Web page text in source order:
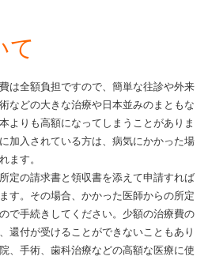
て
は全額負担ですので、簡単な往診や外来
などの大きな治療や日本並みのまともな
よりも高額になってしまうことがありま
加入されている方は、病気にかかった場
ます。
定の請求書と領収書を添えて申請すれば
す。その場合、かかった医師からの所定
で手続きしてください。少額の治療費の
還付が受けることができないこともあり
、手術、歯科治療などの高額な医療に使